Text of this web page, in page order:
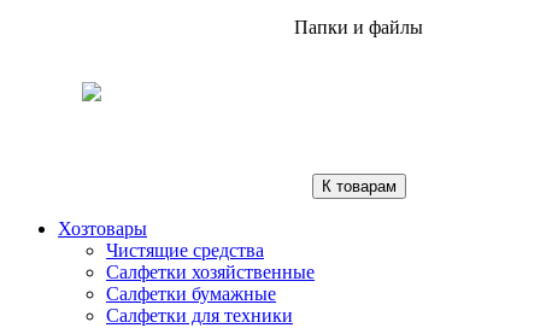
Папки и файлы
К товарам
Хозтовары
Чистящие средства
Салфетки хозяйственные
Салфетки бумажные
Салфетки для техники